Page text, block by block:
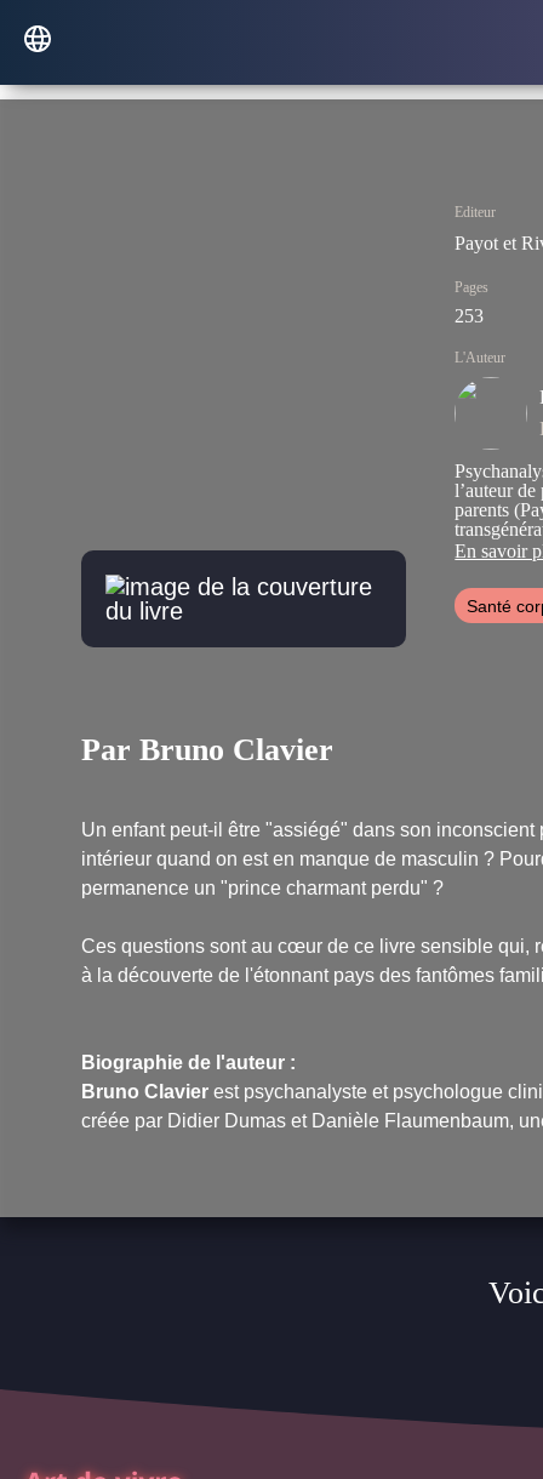
Editeur
Payot et
Pages
253
L'Auteur
l’auteur
parents
fantômes
Après
orientales,
formation
En savoir
Santé
Par Bruno Clavier
Un enfant peut-il être "assiégé" dans son
intérieur quand on est en manque de masculin ?
permanence un "prince charmant perdu" ?
Ces questions sont au cœur de ce livre sensible qui,
à la découverte de l'étonnant pays des fantômes
Biographie de l'auteur :
Bruno Clavier est psychanalyste et psychologue
créée par Didier Dumas et Danièle Flaumenbaum,